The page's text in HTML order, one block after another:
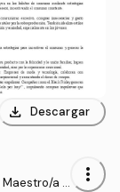
download Descargar
Maestro/a d
more_vert